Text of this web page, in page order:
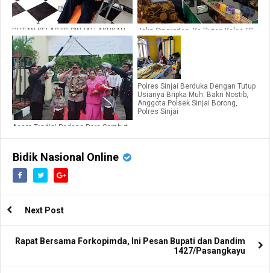
RUTAN KELAS IIB SINJAI LAKUKAN
DONOR DARAH
Jalin Sinergitas, Ka Rutan Kelas IIB
Sinjai Kunjungi Aparat Penegak
Hukum di Kabupaten Sinjai
Acara Tradisi Pedang Pora Sambut
Polres Sinjai Berduka Dengan Tutup
Usianya Bripka Muh. Bakri Nostib,
Anggota Polsek Sinjai Borong,
Polres Sinjai
Bidik Nasional Online
Next Post
Rapat Bersama Forkopimda, Ini Pesan Bupati dan Dandim
1427/Pasangkayu